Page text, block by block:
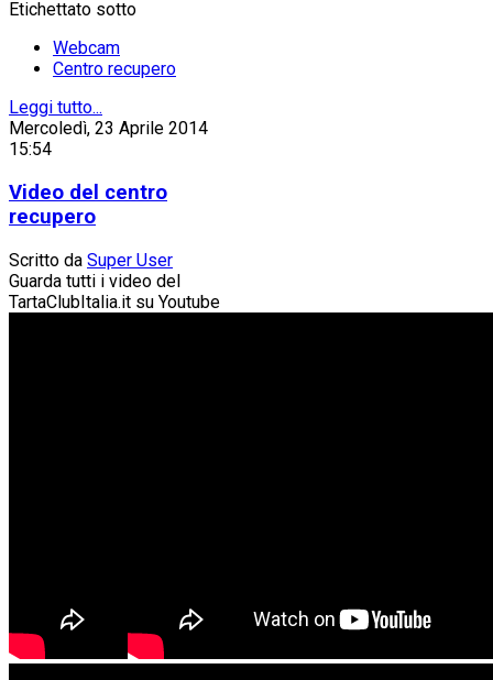
Etichettato sotto
Webcam
Centro recupero
Leggi tutto...
Mercoledì, 23 Aprile 2014
15:54
Video del centro
recupero
Scritto da Super User
Guarda tutti i video del
TartaClubItalia.it su Youtube